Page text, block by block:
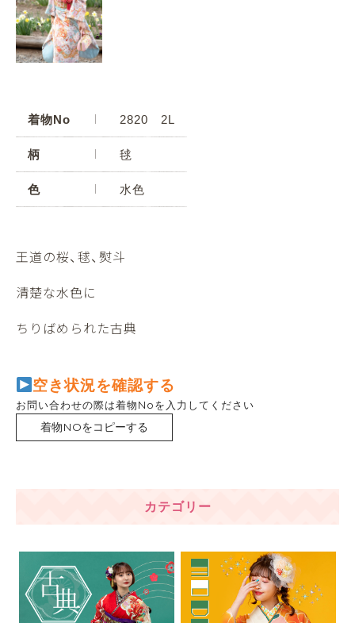
着物No 2820 2L
柄 毬
色 水色
王道の桜、毬、熨斗
清楚な水色に
ちりばめられた古典
空き状況を確認する
お問い合わせの際は着物Noを入力してください
着物NOをコピーする
カテゴリー